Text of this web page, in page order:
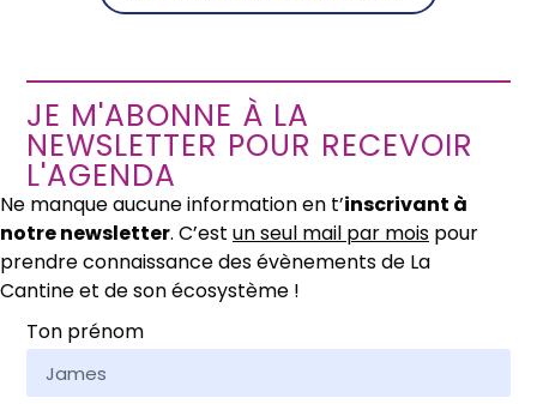
JE M'ABONNE À LA
NEWSLETTER POUR RECEVOIR
L'AGENDA
Ne manque aucune information en t’inscrivant à
notre newsletter. C’est un seul mail par mois pour
prendre connaissance des évènements de La
Cantine et de son écosystème !
Ton prénom